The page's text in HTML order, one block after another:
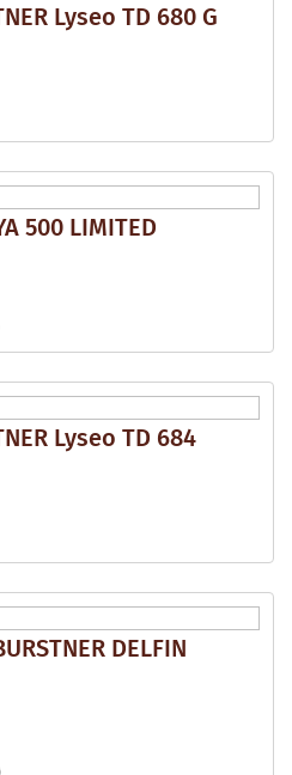
Lyseo TD 680 G
500 LIMITED
Lyseo TD 684
DELFIN